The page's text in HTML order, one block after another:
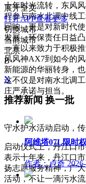
十年时光流转，东风
程参与南水北调中线
回响，更是对新时代
发展，环保责任日益
一直以来致力于积极
风风神AX7到如今的
新能源的华丽转身，
这不仅是对南水北调
庄严承诺与担当。
守水护水活动启动，
启动仪式上，丹江口
表示十年来，丹江口
扬志愿服务精神，广
活动，不让一滴污水
展开全文
打开APP查看更多
切换城市
当前城市
北京
B
X
推荐新闻 换一批
阿维塔07L限时
作者：卢奇